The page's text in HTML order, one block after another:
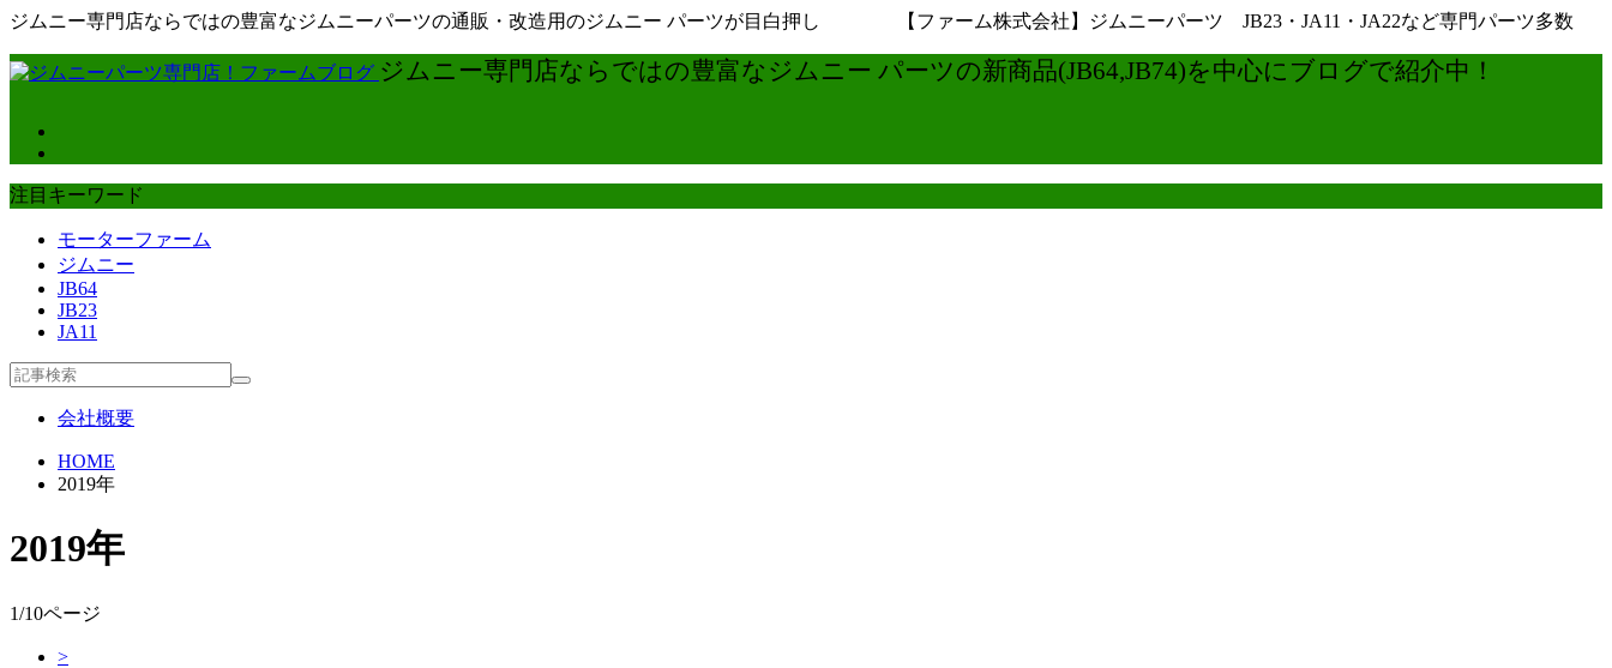
ジムニー専門店ならではの豊富なジムニーパーツの通販・改造用のジムニー パーツが目白押し 【ファーム株式会社】ジムニーパーツ JB23・JA11・JA22など専門パーツ多数
ジムニー専門店ならではの豊富なジムニー パーツの新商品(JB64,JB74)を中心にブログで紹介中！
注目キーワード
モーターファーム
ジムニー
JB64
JB23
JA11
会社概要
HOME
2019年
2019年
1/10ページ
>